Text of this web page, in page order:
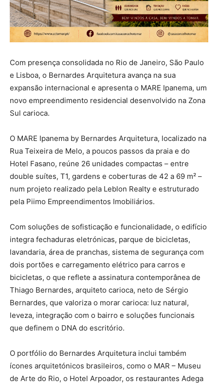
Com presença consolidada no Rio de Janeiro, São Paulo
e Lisboa, o Bernardes Arquitetura avança na sua
expansão internacional e apresenta o MARE Ipanema, um
novo empreendimento residencial desenvolvido na Zona
Sul carioca.
O MARE Ipanema by Bernardes Arquitetura, localizado na
Rua Teixeira de Melo, a poucos passos da praia e do
Hotel Fasano, reúne 26 unidades compactas – entre
double suítes, T1, gardens e coberturas de 42 a 69 m² –
num projeto realizado pela Leblon Realty e estruturado
pela Piimo Empreendimentos Imobiliários.
Com soluções de sofisticação e funcionalidade, o edifício
integra fechaduras eletrónicas, parque de bicicletas,
lavandaria, área de pranchas, sistema de segurança com
dois portões e carregamento elétrico para carros e
bicicletas, o que reflete a assinatura contemporânea de
Thiago Bernardes, arquiteto carioca, neto de Sérgio
Bernardes, que valoriza o morar carioca: luz natural,
leveza, integração com o bairro e soluções funcionais
que definem o DNA do escritório.
O portfólio do Bernardes Arquitetura inclui também
ícones arquitetónicos brasileiros, como o MAR – Museu
de Arte do Rio, o Hotel Arpoador, os restaurantes Adega